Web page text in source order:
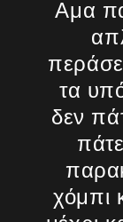
Αμα
τα
δεν
χόμπι